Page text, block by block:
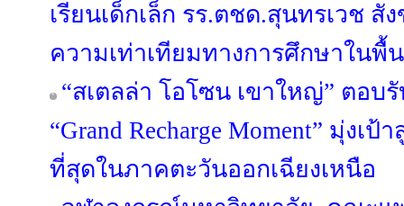
เรียนเด็กเล็ก รร.ตชด.สุนทรเวช สั
ความเท่าเทียมทางการศึกษาในพื้
“สเตลล่า โอโซน เขาใหญ่” ตอบ
“Grand Recharge Moment” มุ่งเป้
ที่สุดในภาคตะวันออกเฉียงเหนือ